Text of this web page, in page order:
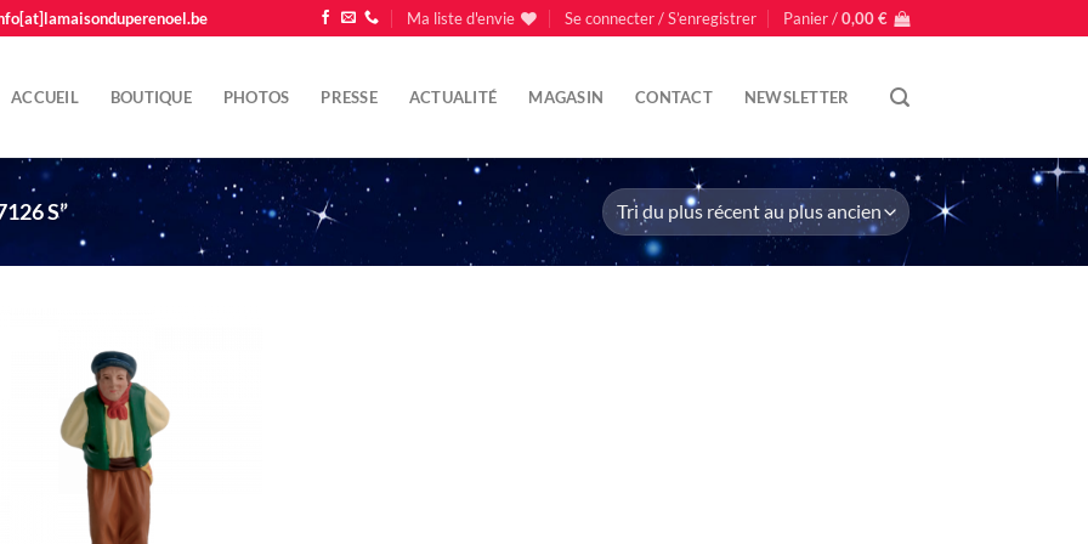
Ma liste d'envie Se connecter / S’enregistrer Panier /0,00€
ACCUEIL BOUTIQUE PHOTOS PRESSE ACTUALITÉ MAGASIN CONTACT NEWSLETTER
S”